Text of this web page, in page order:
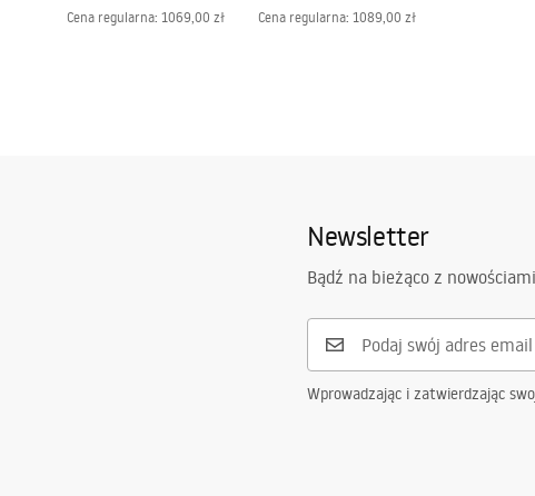
Cena regularna: 1069,00 zł
Cena regularna: 1089,00 zł
Newsletter
Bądź na bieżąco z
Wprowadzając i zatwierdzając